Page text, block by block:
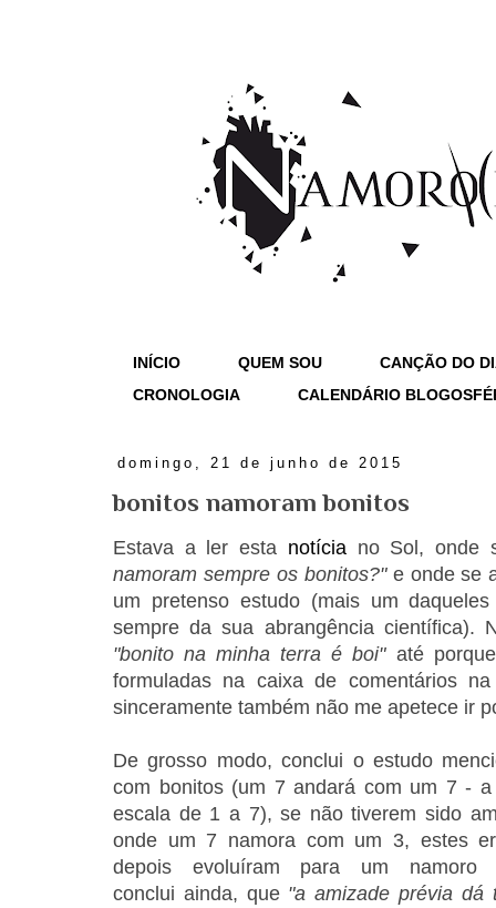
INÍCIO QUEM SOU
CANÇÃO DO
CRONOLOGIA
CALENDÁRIO
domingo, 21 de junho de 2015
bonitos namoram bonitos
Estava a ler esta notícia no Sol, onde
namoram sempre os bonitos?"e onde se
um pretenso estudo (mais um
sempre da sua abrangência científica).
"bonito na minha terra é boi"até
formuladas na caixa de comentários
sinceramente também não me apetece ir
De grosso modo, conclui o estudo
com bonitos (um 7 andará com um 7 -
escala de 1 a 7), se não tiverem sido
onde um 7 namora com um 3, estes
depois evoluíram para um namoro
conclui ainda, que "a amizade prévia dá